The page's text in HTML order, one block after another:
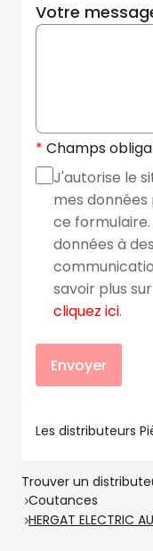
Votre
Champs
J'autorise le
mes
ce
données à
savoir plus
cliquez ici.
Envoyer
Les distributeurs
Trouver un
Coutances
HERGAT ELECTRIC